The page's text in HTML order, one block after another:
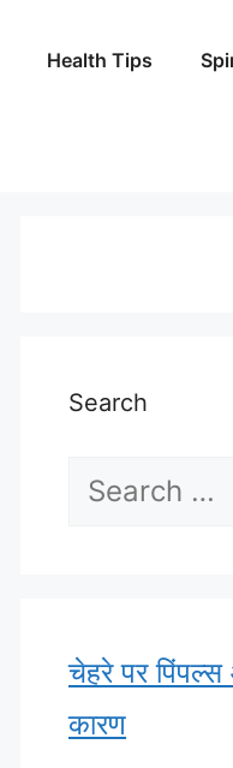
Health Tips
Search
Search
चेहरे पर पिंपल्स
कारण